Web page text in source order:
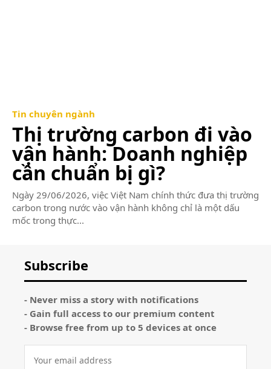
Tin chuyên ngành
Thị trường carbon đi vào
vận hành: Doanh nghiệp
cần chuẩn bị gì?
Ngày 29/06/2026, việc Việt Nam chính thức đưa thị trường
carbon trong nước vào vận hành không chỉ là một dấu
mốc trong thực...
Subscribe
- Never miss a story with notifications
- Gain full access to our premium content
- Browse free from up to 5 devices at once